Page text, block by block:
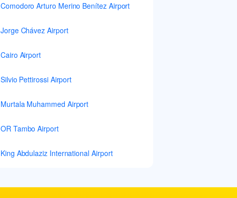
Comodoro Arturo Merino Benítez Airport
Jorge Chávez Airport
Cairo Airport
Silvio Pettirossi Airport
Murtala Muhammed Airport
OR Tambo Airport
King Abdulaziz International Airport